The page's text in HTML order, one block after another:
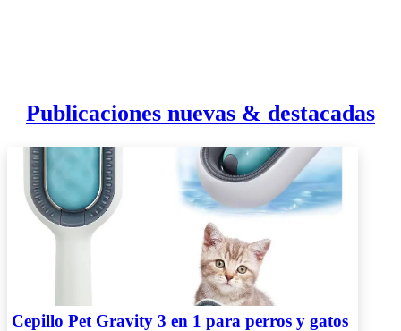
Publicaciones nuevas & destacadas
Cepillo Pet Gravity 3 en 1 para perros y gatos